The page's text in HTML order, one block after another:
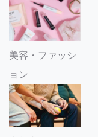
美容・ファッシ
ョン